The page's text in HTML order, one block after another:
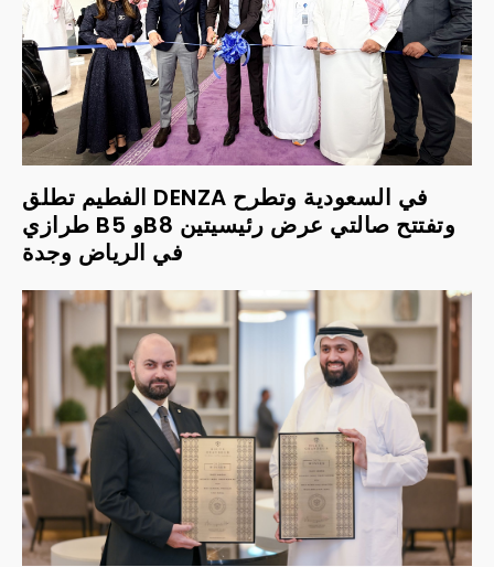
الفطيم تطلق DENZA في السعودية وتطرح
طرازي B5 وB8 وتفتتح صالتي عرض رئيسيتين
في الرياض وجدة